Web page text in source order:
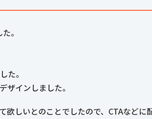
。
た。
ザインしました。
欲しいとのことでしたので、CTAなどに